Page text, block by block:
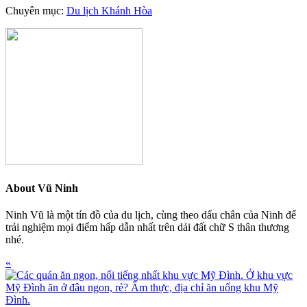
Chuyên mục: Du lịch Khánh Hòa
About Vũ Ninh
Ninh Vũ là một tín đồ của du lịch, cùng theo dấu chân của Ninh để
trải nghiệm mọi điểm hấp dẫn nhất trên dải đất chữ S thân thương
nhé.
Previous
Post:
«